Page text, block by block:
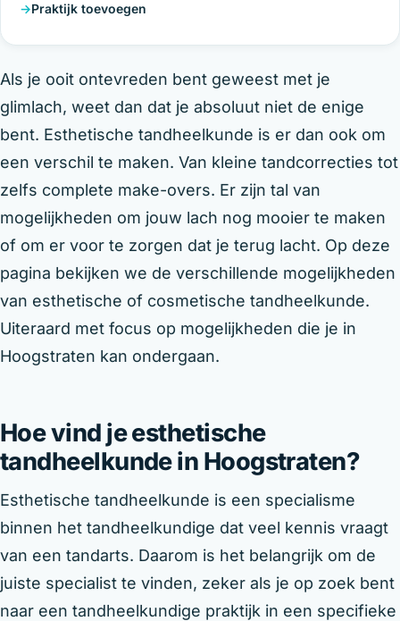
Praktijk toevoegen
Als je ooit ontevreden bent geweest met je
glimlach, weet dan dat je absoluut niet de enige
bent. Esthetische tandheelkunde is er dan ook om
een verschil te maken. Van kleine tandcorrecties tot
zelfs complete make-overs. Er zijn tal van
mogelijkheden om jouw lach nog mooier te maken
of om er voor te zorgen dat je terug lacht. Op deze
pagina bekijken we de verschillende mogelijkheden
van esthetische of cosmetische tandheelkunde.
Uiteraard met focus op mogelijkheden die je in
Hoogstraten kan ondergaan.
Hoe vind je esthetische
tandheelkunde in Hoogstraten?
Esthetische tandheelkunde is een specialisme
binnen het tandheelkundige dat veel kennis vraagt
van een tandarts. Daarom is het belangrijk om de
juiste specialist te vinden, zeker als je op zoek bent
naar een tandheelkundige praktijk in een specifieke